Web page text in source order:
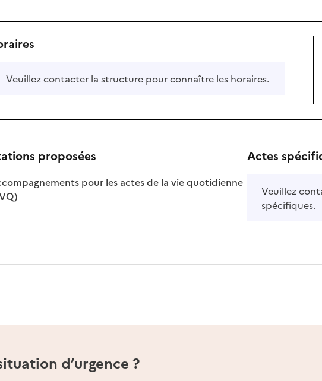
Veuillez contacter la structure pour connaître les horaires.
proposées
pour les actes de la vie quotidienne
disponible
non disponible
Actes
Veuillez
spécifiques.
d’urgence ?